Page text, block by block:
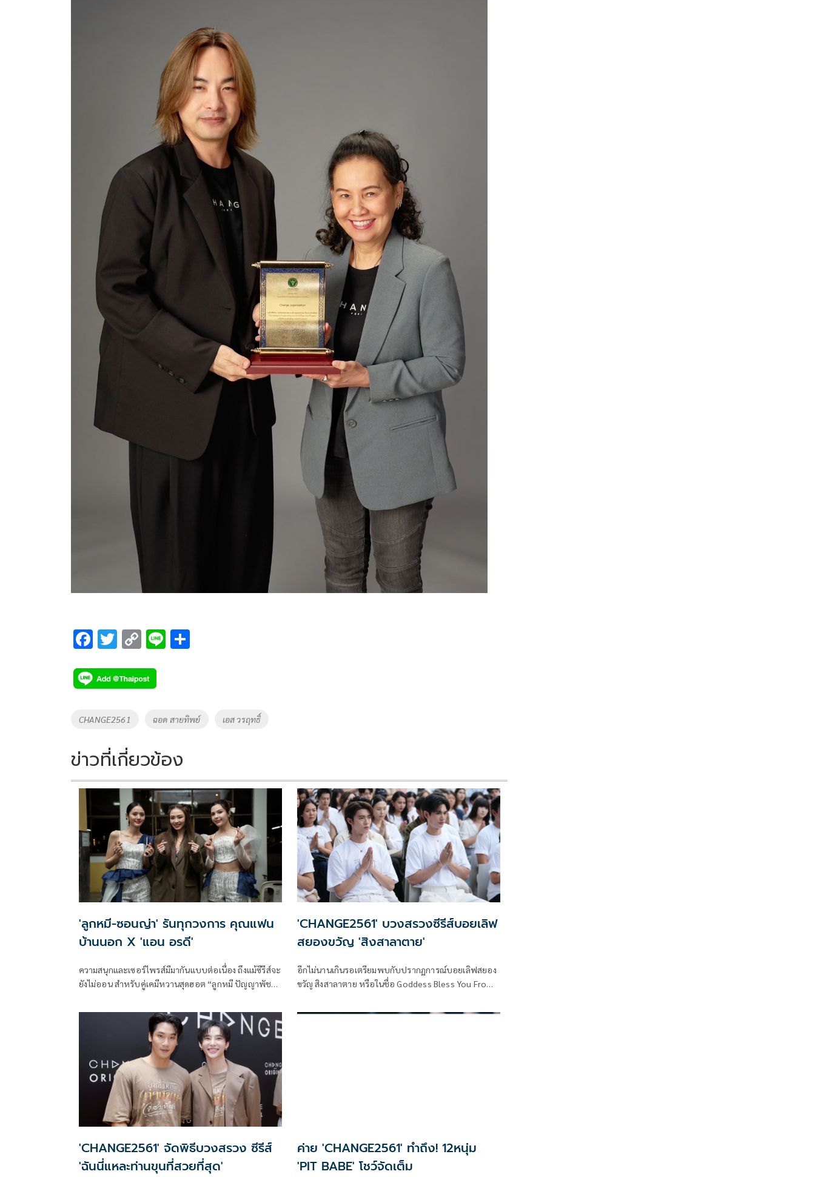
F
e
b
o
k
T
tt
er
C
p
y
Li
k
Li
Tags
CHANGE2561 ฉอด สายทิพย์ เอส วรฤทธิ์
ข่าวที่เกี่ยวข้อง
'ลูกหมี-ซอนญ่า' รันทุกวงการ คุณแฟน
บ้านนอก X 'แอน อรดี'
ความสนุกและเซอร์ไพรส์มีมากันแบบต่อเนื่อง ถึงแม้ซีรีส์จะ
ยังไม่ออน สำหรับคู่เคมีหวานสุดฮอต “ลูกหมี ปัญญาพัชร”
ที่ทุกคนรอคอยอย่าง “คุณแฟนบ้านนอก Hometown
Romance” ภายใต้โปรเจกต์ CHANGE2561 ORIGINAL ที่
กำลังจะลงจอให้แฟนๆได้ชมกันเร็วๆนี้
'CHANGE2561' บวงสรวงซีรีส์บอยเลิฟ
สยองขวัญ 'สิงสาลาตาย'
อีกไม่นานเกินรอเตรียมพบกับปรากฏการณ์บอยเลิฟสยอง
ขวัญ สิงสาลาตาย หรือในชื่อ Goddess Bless You From
ล่าสุดของ พูห์ กฤติน และ พาเวล นเรศ ที่กลับมารับบทนำ
'CHANGE2561' จัดพิธีบวงสรวง ซีรีส์
'ฉันนี่แหละท่านขุนที่สวยที่สุด'
ค่าย 'CHANGE2561' ทำถึง! 12หนุ่ม
'PIT BABE' โชว์จัดเต็ม